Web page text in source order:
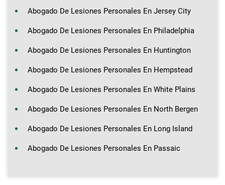
Abogado De Lesiones Personales En Jersey City
Abogado De Lesiones Personales En Philadelphia
Abogado De Lesiones Personales En Huntington
Abogado De Lesiones Personales En Hempstead
Abogado De Lesiones Personales En White Plains
Abogado De Lesiones Personales En North Bergen
Abogado De Lesiones Personales En Long Island
Abogado De Lesiones Personales En Passaic